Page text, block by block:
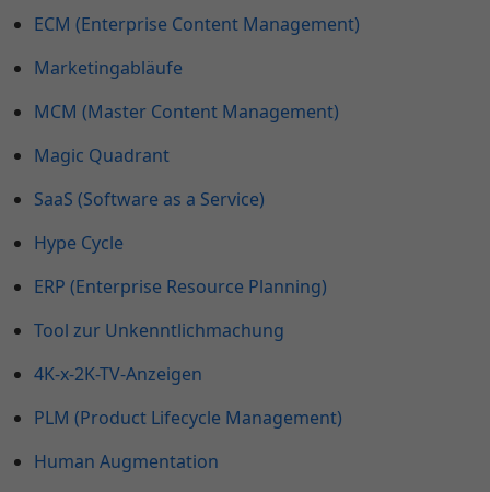
ECM (Enterprise Content Management)
Marketingabläufe
MCM (Master Content Management)
Magic Quadrant
SaaS (Software as a Service)
Hype Cycle
ERP (Enterprise Resource Planning)
Tool zur Unkenntlichmachung
4K-x-2K-TV-Anzeigen
PLM (Product Lifecycle Management)
Human Augmentation